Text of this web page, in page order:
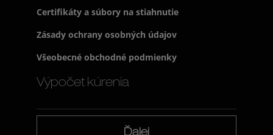
Certifikáty a súbory na stiahnutie
Zásady ochrany osobných údajov
Všeobecné obchodné podmienky
Výpočet kúrenia